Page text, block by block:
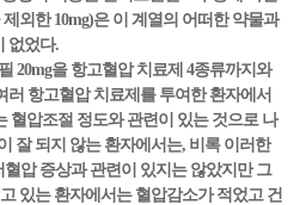
외한 10mg)은 이 계열의 어떠한 약물과
없었다.
20mg을 항고혈압 치료제 4종류까지와
항고혈압 치료제를 투여한 환자에서
혈압조절 정도와 관련이 있는 것으로 나
잘 되지 않는 환자에서는, 비록 이러한
압 증상과 관련이 있지는 않았지만 그
있는 환자에서는 혈압감소가 적었고 건